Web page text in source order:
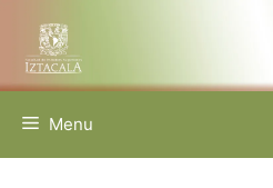
contenido
Menu